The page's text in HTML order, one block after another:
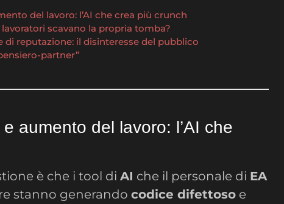
del lavoro: l’AI che crea più crunch
scavano la propria tomba?
di reputazione: il disinteresse del pubblico
partner”
aumento del lavoro: l’AI che
è che i tool diAI che il personale di EA
stanno generandocodice difettoso e